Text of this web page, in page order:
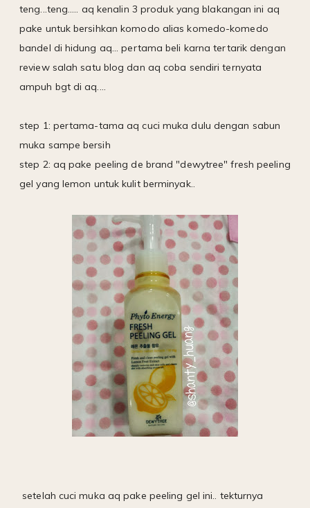
teng...teng..... aq kenalin 3 produk yang blakangan ini aq
pake untuk bersihkan komodo alias komedo-komedo
bandel di hidung aq... pertama beli karna tertarik dengan
review salah satu blog dan aq coba sendiri ternyata
ampuh bgt di aq....
step 1: pertama-tama aq cuci muka dulu dengan sabun
muka sampe bersih
step 2: aq pake peeling de brand "dewytree" fresh peeling
gel yang lemon untuk kulit berminyak..
setelah cuci muka aq pake peeling gel ini.. tekturnya